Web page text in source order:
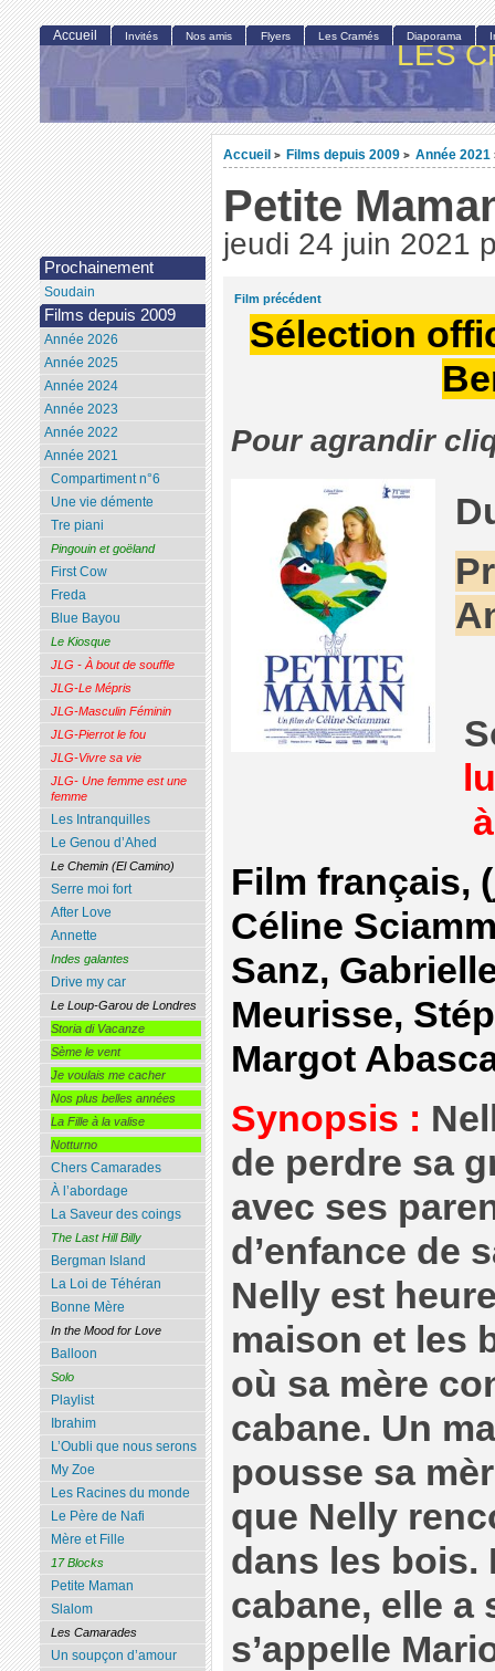
LES
Accueil > Films depuis 2009 > Année 2021
Petite
jeudi 24 juin 2021
Film précédent
Sélection
Pour agrandir
Film français,
Céline
Sanz,
Meurisse,
Margot
Synopsis :
de perdre sa
avec ses
d’enfance de
Nelly est
maison et les
où sa mère
cabane. Un
pousse sa
que Nelly
dans les bois.
cabane, elle a
s’appelle
Accueil Invités Nos amis Flyers Les Cramés Diaporama
Prochainement
Soudain
Films depuis 2009
Année 2026
Année 2025
Année 2024
Année 2023
Année 2022
Année 2021
Compartiment n°6
Une vie démente
Tre piani
Pingouin et goëland
First Cow
Freda
Blue Bayou
Le Kiosque
JLG - À bout de souffle
JLG-Le Mépris
JLG-Masculin Féminin
JLG-Pierrot le fou
JLG-Vivre sa vie
JLG- Une femme est une
femme
Les Intranquilles
Le Genou d’Ahed
Le Chemin (El Camino)
Serre moi fort
After Love
Annette
Indes galantes
Drive my car
Le Loup-Garou de Londres
Storia di Vacanze
Sème le vent
Je voulais me cacher
Nos plus belles années
La Fille à la valise
Notturno
Chers Camarades
À l’abordage
La Saveur des coings
The Last Hill Billy
Bergman Island
La Loi de Téhéran
Bonne Mère
In the Mood for Love
Balloon
Solo
Playlist
Ibrahim
L’Oubli que nous serons
My Zoe
Les Racines du monde
Le Père de Nafi
Mère et Fille
17 Blocks
Petite Maman
Slalom
Les Camarades
Un soupçon d’amour